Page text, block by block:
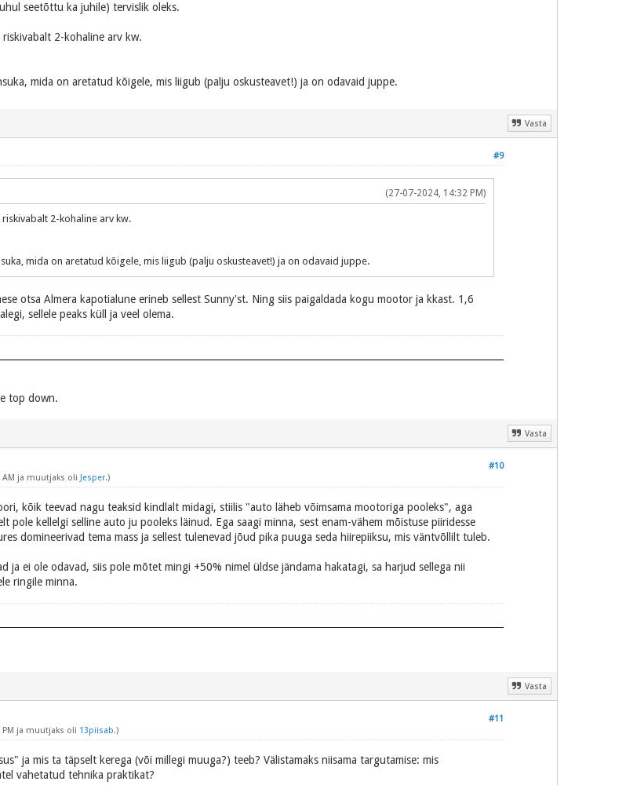
seetõttu ka juhile) tervislik oleks.
2-kohaline arv kw.
mida on aretatud kõigele, mis liigub (palju oskusteavet!) ja on odavaid juppe.
Vasta
#9
(27-07-2024, 14:32 PM)
2-kohaline arv kw.
mida on aretatud kõigele, mis liigub (palju oskusteavet!) ja on odavaid juppe.
otsa Almera kapotialune erineb sellest Sunny'st. Ning siis paigaldada kogu mootor ja kkast. 1,6
sellele peaks küll ja veel olema.
top down.
Vasta
#10
ja muutjaks oli Jesper.)
kõik teevad nagu teaksid kindlalt midagi, stiilis "auto läheb võimsama mootoriga pooleks", aga
pole kellelgi selline auto ju pooleks läinud. Ega saagi minna, sest enam-vähem mõistuse piiridesse
domineerivad tema mass ja sellest tulenevad jõud pika puuga seda hiirepiiksu, mis väntvõllilt tuleb.
ja ei ole odavad, siis pole mõtet mingi +50% nimel üldse jändama hakatagi, sa harjud sellega nii
ringile minna.
Vasta
#11
ja muutjaks oli 13piisab.)
ja mis ta täpselt kerega (või millegi muuga?) teeb? Välistamaks niisama targutamise: mis
vahetatud tehnika praktikat?